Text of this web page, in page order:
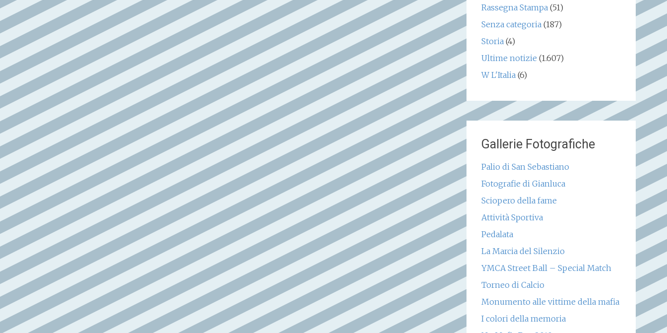
Rassegna Stampa(51)
Senza categoria(187)
Storia(4)
Ultime notizie (1.607)
W L'Italia(6)
Gallerie Fotografiche
Palio di San Sebastiano
Fotografie di Gianluca
Sciopero della fame
Attività Sportiva
Pedalata
La Marcia del Silenzio
YMCA Street Ball – Special Match
Torneo di Calcio
Monumento alle vittime della mafia
I colori della memoria